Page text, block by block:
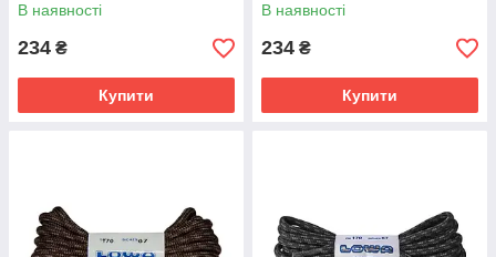
В наявності
234 ₴
Купити
В наявності
234 ₴
Купити